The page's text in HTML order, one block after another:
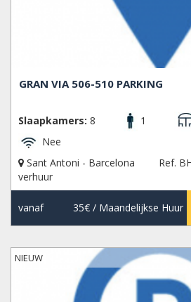
GRAN VIA 506-510 PARKING
Slaapkamers: 8 1
Nee
Sant Antoni - Barcelona
Ref.
verhuur
vanaf 35€/ Maandelijkse Huur
NIEUW